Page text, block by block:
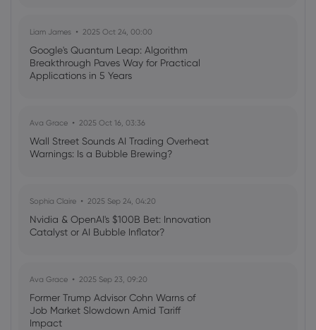
Liam James 2025 Oct 24, 00:00
Google's Quantum Leap: Algorithm
Breakthrough Paves Way for Practical
Applications in 5 Years
Ava Grace 2025 Oct 16, 03:36
Wall Street Sounds AI Trading Overheat
Warnings: Is a Bubble Brewing?
Sophia Claire 2025 Sep 24, 04:20
Nvidia & OpenAI's $100B Bet: Innovation
Catalyst or AI Bubble Inflator?
Ava Grace 2025 Sep 23, 09:20
Former Trump Advisor Cohn Warns of
Job Market Slowdown Amid Tariff
Impact